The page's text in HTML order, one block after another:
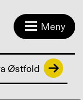
Meny
Østfold